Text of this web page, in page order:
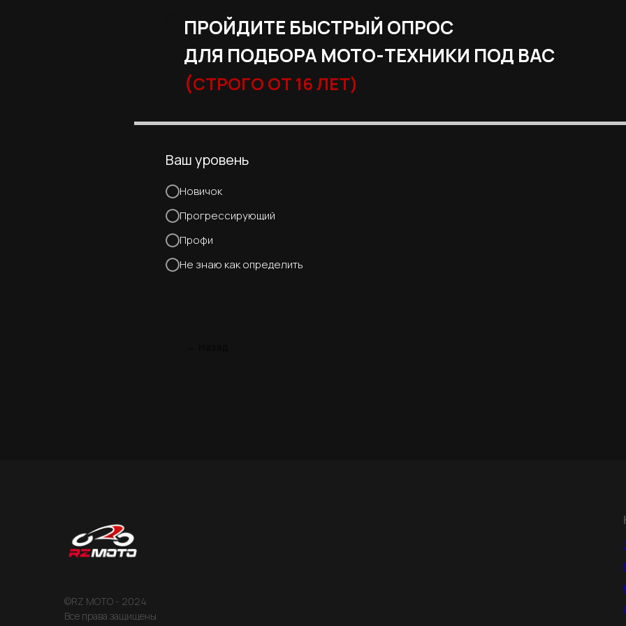
ПРОЙДИТЕ БЫСТРЫЙ ОПРОС
ДЛЯ ПОДБОРА МОТО-ТЕХНИКИ ПОД ВАС
(СТРОГО ОТ 16 ЛЕТ)
Ваш уровень
Новичок
Прогрессирующий
Профи
Не знаю как определить
©RZ MOTO - 2024
Все права защищены